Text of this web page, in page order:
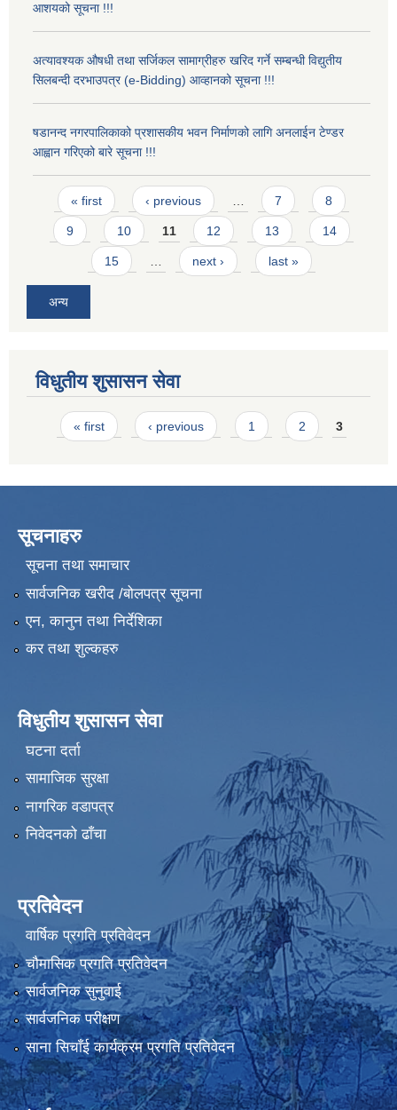
आशयको सूचना !!!
अत्यावश्यक औषधी तथा सर्जिकल सामाग्रीहरु खरिद गर्ने सम्बन्धी विद्युतीय
सिलबन्दी दरभाउपत्र (e-Bidding) आव्हानको सूचना !!!
षडानन्द नगरपालिकाको प्रशासकीय भवन निर्माणको लागि अनलाईन टेण्डर
आह्वान गरिएको बारे सूचना !!!
Pages
« first ‹ previous 7 8
9 10 11 12 13 14
15 next › last »
अन्य
विधुतीय शुसासन सेवा
Pages
« first ‹ previous 1 2 3
सूचनाहरु
सूचना तथा समाचार
सार्वजनिक खरीद /बोलपत्र सूचना
एन, कानुन तथा निर्देशिका
कर तथा शुल्कहरु
विधुतीय शुसासन सेवा
घटना दर्ता
सामाजिक सुरक्षा
नागरिक वडापत्र
निवेदनको ढाँचा
प्रतिवेदन
वार्षिक प्रगति प्रतिवेदन
चौमासिक प्रगति प्रतिवेदन
सार्वजनिक सुनुवाई
सार्वजनिक परीक्षण
साना सिचाँई कार्यक्रम प्रगति प्रतिवेदन